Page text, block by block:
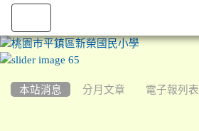
本站消息 分月文章 電子報列表